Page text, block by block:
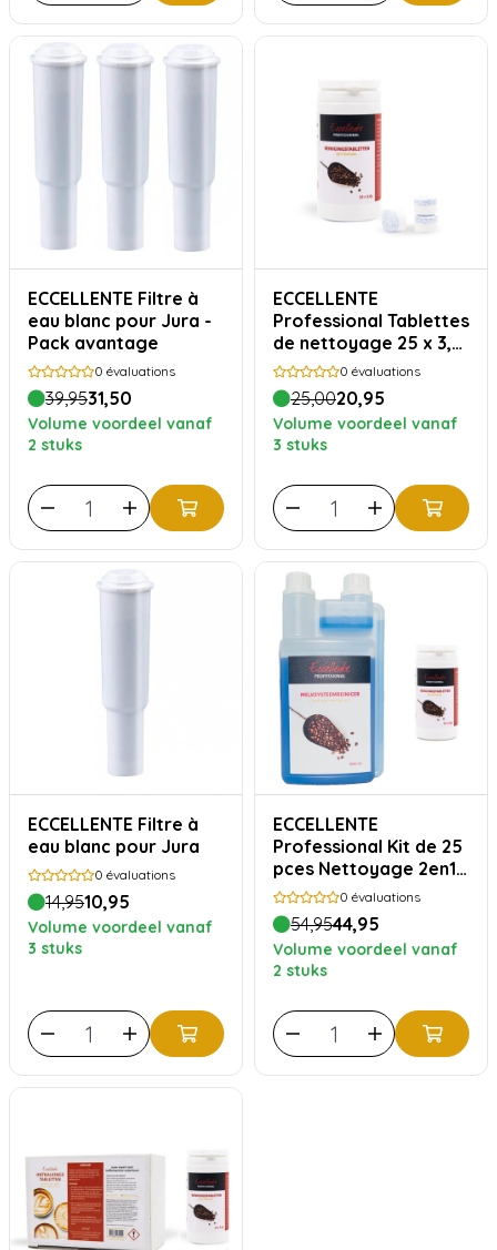
ECCELLENTE Filtre à
eau blanc pour Jura -
Pack avantage
0 évaluations
39,9531,50
Volume voordeel vanaf
2 stuks
ECCELLENTE
Professional Tablettes
de nettoyage 25 x 3,4
grammes
0 évaluations
25,0020,95
Volume voordeel vanaf
3 stuks
ECCELLENTE Filtre à
eau blanc pour Jura
0 évaluations
14,9510,95
Volume voordeel vanaf
3 stuks
ECCELLENTE
Professional Kit de 25
pces Nettoyage 2en1
& 1L Nettoyant Lait
0 évaluations
54,9544,95
Volume voordeel vanaf
2 stuks